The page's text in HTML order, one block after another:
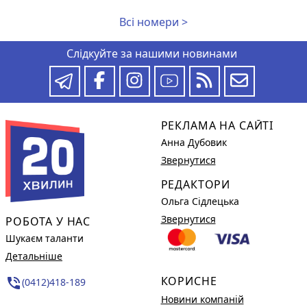
Всі номери >
Слідкуйте за нашими новинами
РОБОТА У НАС
Шукаєм таланти
Детальніше
phone_in_talk(0412)418-189
РЕКЛАМА НА САЙТІ
Анна Дубовик
Звернутися
РЕДАКТОРИ
Ольга Сідлецька
Звернутися
КОРИСНЕ
Новини компаній